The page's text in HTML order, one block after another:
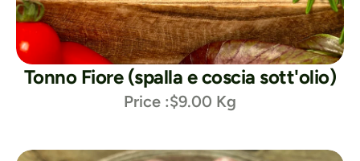
Tonno Fiore (spalla e coscia sott'olio)
Price :$9.00 Kg